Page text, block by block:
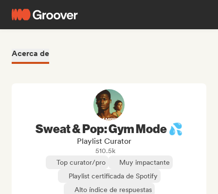
Acerca de
Sweat & Pop: Gym Mode 💦
Playlist Curator
510.5k
Top curator/pro
Muy impactante
Playlist certificada de Spotify
Alto índice de respuestas